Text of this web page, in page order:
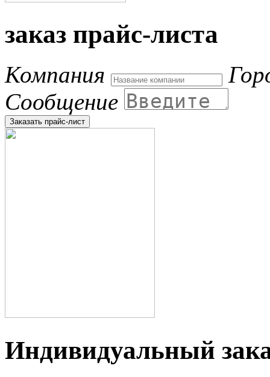
заказ прайс-листа
Компания
Сообщение
Индивидуальный